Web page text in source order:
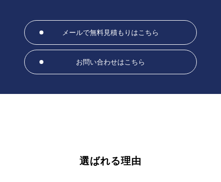
メールで無料見積もりはこちら
お問い合わせはこちら
選ばれる理由